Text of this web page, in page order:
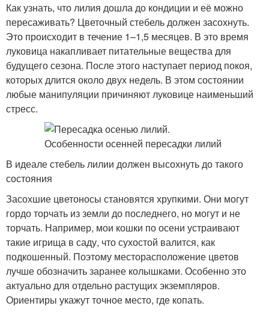
Как узнать, что лилия дошла до кондиции и её можно
пересаживать? Цветочный стебель должен засохнуть.
Это происходит в течение 1–1,5 месяцев. В это время
луковица накапливает питательные вещества для
будущего сезона. После этого наступает период покоя,
которых длится около двух недель. В этом состоянии
любые манипуляции причиняют луковице наименьший
стресс.
В идеале стебель лилии должен высохнуть до такого
состояния
Засохшие цветоносы становятся хрупкими. Они могут
гордо торчать из земли до последнего, но могут и не
торчать. Например, мои кошки по осени устраивают
такие игрища в саду, что сухостой валится, как
подкошенный. Поэтому месторасположение цветов
лучше обозначить заранее колышками. Особенно это
актуально для отдельно растущих экземпляров.
Ориентиры укажут точное место, где копать.